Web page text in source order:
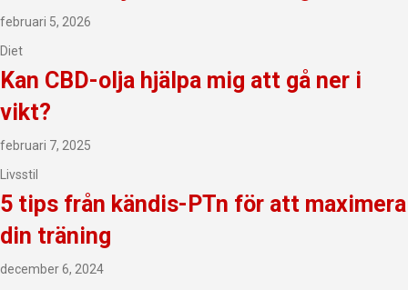
februari 5, 2026
Diet
Kan CBD-olja hjälpa mig att gå ner i
vikt?
februari 7, 2025
Livsstil
5 tips från kändis-PTn för att maximera
din träning
december 6, 2024